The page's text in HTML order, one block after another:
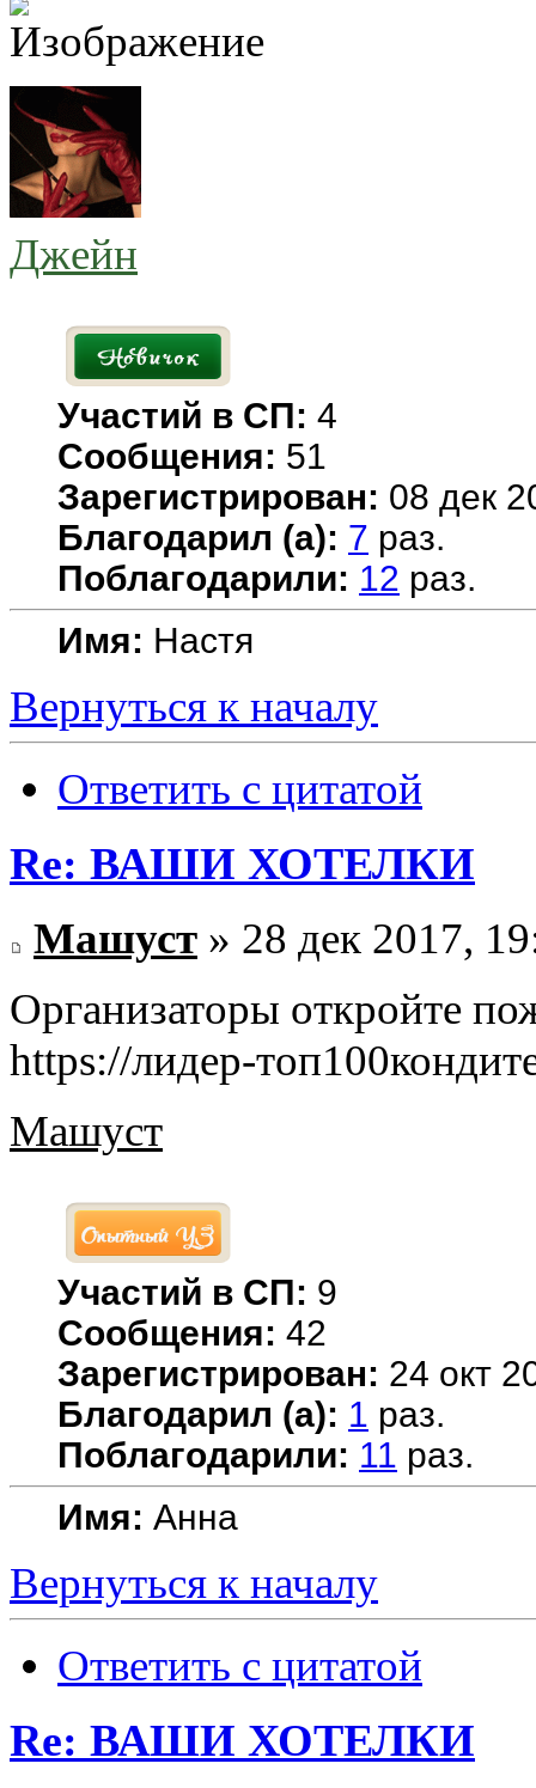
Джейн
Участий в СП: 4
Сообщения: 51
Зарегистрирован: 08 дек
Благодарил (а): 7 раз.
Поблагодарили: 12 раз.
Имя: Настя
Вернуться к началу
Ответить с цитатой
Re: ВАШИ ХОТЕЛКИ
Машуст » 28 дек 2017,
Организаторы откройте
https://лидер-
Машуст
Участий в СП: 9
Сообщения: 42
Зарегистрирован: 24 окт
Благодарил (а): 1 раз.
Поблагодарили: 11 раз.
Имя: Анна
Вернуться к началу
Ответить с цитатой
Re: ВАШИ ХОТЕЛКИ